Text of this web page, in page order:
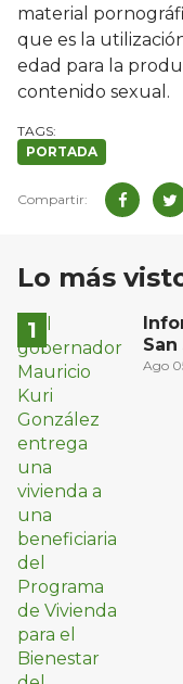
material
que es la
edad para la
contenido sexual.
PORTADA
Lo más
Ago